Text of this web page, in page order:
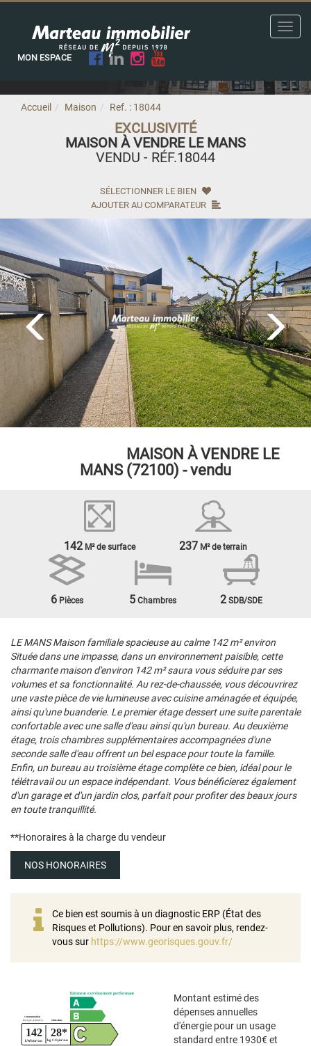
MON ESPACE
Accueil Maison Ref. : 18044
EXCLUSIVITÉ
MAISON À VENDRE LE MANS
VENDU - RÉF.18044
SÉLECTIONNER LE BIEN
AJOUTER AU COMPARATEUR
MAISON À VENDRELE
MANS (72100) - vendu
142 M² de surface 237 M² de terrain
6 Pièces 5 Chambres 2 SDB/SDE
LE MANS Maison familiale spacieuse au calme 142 m² environ
Située dans une impasse, dans un environnement paisible, cette
charmante maison d'environ 142 m² saura vous séduire par ses
volumes et sa fonctionnalité. Au rez-de-chaussée, vous découvrirez
une vaste pièce de vie lumineuse avec cuisine aménagée et équipée,
ainsi qu'une buanderie. Le premier étage dessert une suite parentale
confortable avec une salle d'eau ainsi qu'un bureau. Au deuxième
étage, trois chambres supplémentaires accompagnées d'une
seconde salle d'eau offrent un bel espace pour toute la famille.
Enfin, un bureau au troisième étage complète ce bien, idéal pour le
télétravail ou un espace indépendant. Vous bénéficierez également
d'un garage et d'un jardin clos, parfait pour profiter des beaux jours
en toute tranquillité.
**Honoraires à la charge du vendeur
NOS HONORAIRES
Ce bien est soumis à un diagnostic ERP (État des
Risques et Pollutions). Pour en savoir plus, rendez-
vous sur https://www.georisques.gouv.fr/
Montant estimé des
dépenses annuelles
d'énergie pour un usage
standard entre 1930€ et